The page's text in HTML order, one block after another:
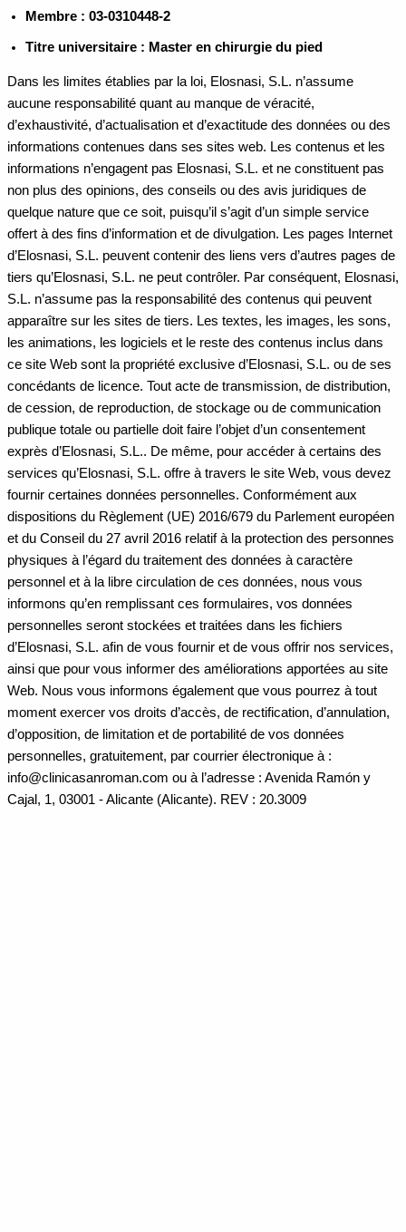
Membre : 03-0310448-2
Titre universitaire : Master en chirurgie du pied
Dans les limites établies par la loi, Elosnasi, S.L. n’assume
aucune responsabilité quant au manque de véracité,
d’exhaustivité, d’actualisation et d’exactitude des données ou des
informations contenues dans ses sites web. Les contenus et les
informations n’engagent pas Elosnasi, S.L. et ne constituent pas
non plus des opinions, des conseils ou des avis juridiques de
quelque nature que ce soit, puisqu’il s’agit d’un simple service
offert à des fins d’information et de divulgation. Les pages Internet
d’Elosnasi, S.L. peuvent contenir des liens vers d’autres pages de
tiers qu’Elosnasi, S.L. ne peut contrôler. Par conséquent, Elosnasi,
S.L. n’assume pas la responsabilité des contenus qui peuvent
apparaître sur les sites de tiers. Les textes, les images, les sons,
les animations, les logiciels et le reste des contenus inclus dans
ce site Web sont la propriété exclusive d’Elosnasi, S.L. ou de ses
concédants de licence. Tout acte de transmission, de distribution,
de cession, de reproduction, de stockage ou de communication
publique totale ou partielle doit faire l’objet d’un consentement
exprès d’Elosnasi, S.L.. De même, pour accéder à certains des
services qu’Elosnasi, S.L. offre à travers le site Web, vous devez
fournir certaines données personnelles. Conformément aux
dispositions du Règlement (UE) 2016/679 du Parlement européen
et du Conseil du 27 avril 2016 relatif à la protection des personnes
physiques à l’égard du traitement des données à caractère
personnel et à la libre circulation de ces données, nous vous
informons qu’en remplissant ces formulaires, vos données
personnelles seront stockées et traitées dans les fichiers
d’Elosnasi, S.L. afin de vous fournir et de vous offrir nos services,
ainsi que pour vous informer des améliorations apportées au site
Web. Nous vous informons également que vous pourrez à tout
moment exercer vos droits d’accès, de rectification, d’annulation,
d’opposition, de limitation et de portabilité de vos données
personnelles, gratuitement, par courrier électronique à :
info@clinicasanroman.com ou à l’adresse : Avenida Ramón y
Cajal, 1, 03001 - Alicante (Alicante). REV : 20.3009